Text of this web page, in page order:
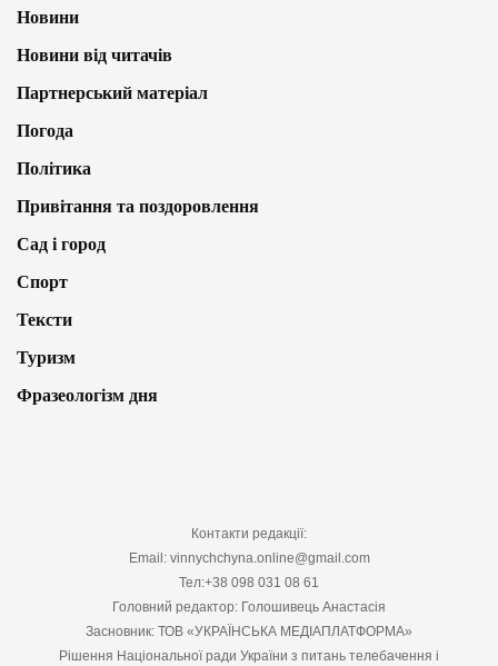
Новини
Новини від читачів
Партнерський матеріал
Погода
Політика
Привітання та поздоровлення
Сад і город
Спорт
Тексти
Туризм
Фразеологізм дня
Контакти редакції:
Email: vinnychchyna.online@gmail.com
Тел:+38 098 031 08 61
Головний редактор: Голошивець Анастасія
Засновник: ТОВ «УКРАЇНСЬКА МЕДІАПЛАТФОРМА»
Рішення Національної ради України з питань телебачення і